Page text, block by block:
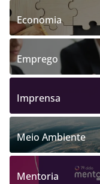
Economia
Emprego
Imprensa
Meio Ambiente
Mentoria